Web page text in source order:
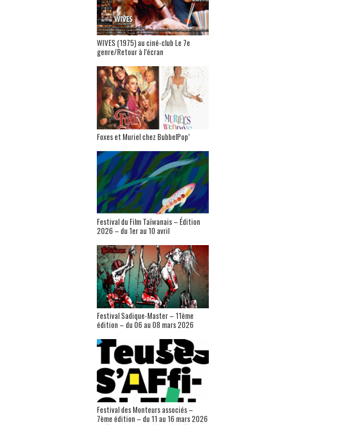
WIVES (1975) au ciné-club Le 7e
genre/Retour à l’écran
Foxes et Muriel chez BubbelPop’
Festival du Film Taïwanais – Édition
2026 – du 1er au 10 avril
Festival Sadique-Master – 11ème
édition – du 06 au 08 mars 2026
Festival des Monteurs associés –
7ème édition – du 11 au 16 mars 2026